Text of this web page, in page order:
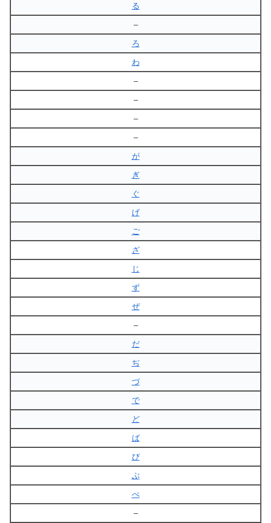
る
–
ろ
わ
–
–
–
–
が
ぎ
ぐ
げ
ご
ざ
じ
ず
ぜ
–
だ
ぢ
づ
で
ど
ば
び
ぶ
べ
–